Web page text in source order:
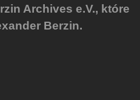
Archives e.V., które
Berzin.